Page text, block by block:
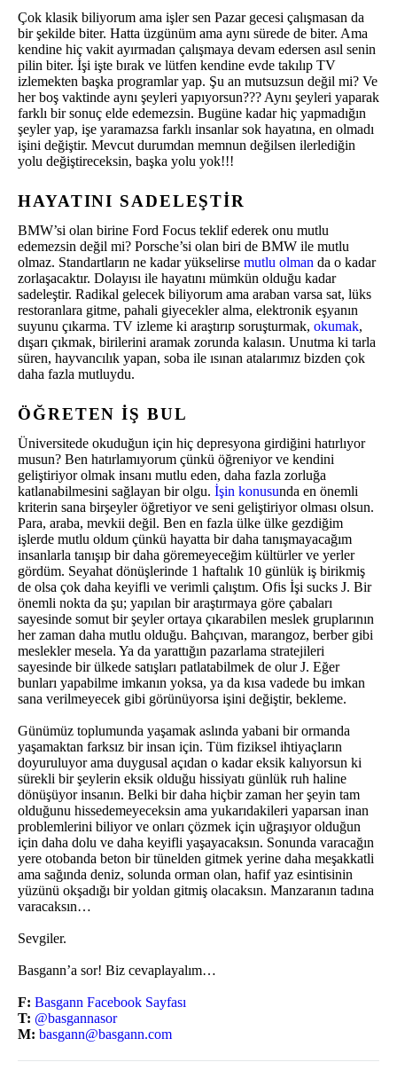
Çok klasik biliyorum ama işler sen Pazar gecesi çalışmasan da
bir şekilde biter. Hatta üzgünüm ama aynı sürede de biter. Ama
kendine hiç vakit ayırmadan çalışmaya devam edersen asıl senin
pilin biter. İşi işte bırak ve lütfen kendine evde takılıp TV
izlemekten başka programlar yap. Şu an mutsuzsun değil mi? Ve
her boş vaktinde aynı şeyleri yapıyorsun??? Aynı şeyleri yaparak
farklı bir sonuç elde edemezsin. Bugüne kadar hiç yapmadığın
şeyler yap, işe yaramazsa farklı insanlar sok hayatına, en olmadı
işini değiştir. Mevcut durumdan memnun değilsen ilerlediğin
yolu değiştireceksin, başka yolu yok!!!
HAYATINI SADELEŞTIR
BMW’si olan birine Ford Focus teklif ederek onu mutlu
edemezsin değil mi? Porsche’si olan biri de BMW ile mutlu
olmaz. Standartların ne kadar yükselirse mutlu olman da o kadar
zorlaşacaktır. Dolayısı ile hayatını mümkün olduğu kadar
sadeleştir. Radikal gelecek biliyorum ama araban varsa sat, lüks
restoranlara gitme, pahali giyecekler alma, elektronik eşyanın
suyunu çıkarma. TV izleme ki araştırıp soruşturmak, okumak,
dışarı çıkmak, birilerini aramak zorunda kalasın. Unutma ki tarla
süren, hayvancılık yapan, soba ile ısınan atalarımız bizden çok
daha fazla mutluydu.
ÖĞRETEN İŞ BUL
Üniversitede okuduğun için hiç depresyona girdiğini hatırlıyor
musun? Ben hatırlamıyorum çünkü öğreniyor ve kendini
geliştiriyor olmak insanı mutlu eden, daha fazla zorluğa
katlanabilmesini sağlayan bir olgu. İşin konusunda en önemli
kriterin sana birşeyler öğretiyor ve seni geliştiriyor olması olsun.
Para, araba, mevkii değil. Ben en fazla ülke ülke gezdiğim
işlerde mutlu oldum çünkü hayatta bir daha tanışmayacağım
insanlarla tanışıp bir daha göremeyeceğim kültürler ve yerler
gördüm. Seyahat dönüşlerinde 1 haftalık 10 günlük iş birikmiş
de olsa çok daha keyifli ve verimli çalıştım. Ofis İşi sucks J. Bir
önemli nokta da şu; yapılan bir araştırmaya göre çabaları
sayesinde somut bir şeyler ortaya çıkarabilen meslek gruplarının
her zaman daha mutlu olduğu. Bahçıvan, marangoz, berber gibi
meslekler mesela. Ya da yarattığın pazarlama stratejileri
sayesinde bir ülkede satışları patlatabilmek de olur J. Eğer
bunları yapabilme imkanın yoksa, ya da kısa vadede bu imkan
sana verilmeyecek gibi görünüyorsa işini değiştir, bekleme.
Günümüz toplumunda yaşamak aslında yabani bir ormanda
yaşamaktan farksız bir insan için. Tüm fiziksel ihtiyaçların
doyuruluyor ama duygusal açıdan o kadar eksik kalıyorsun ki
sürekli bir şeylerin eksik olduğu hissiyatı günlük ruh haline
dönüşüyor insanın. Belki bir daha hiçbir zaman her şeyin tam
olduğunu hissedemeyeceksin ama yukarıdakileri yaparsan inan
problemlerini biliyor ve onları çözmek için uğraşıyor olduğun
için daha dolu ve daha keyifli yaşayacaksın. Sonunda varacağın
yere otobanda beton bir tünelden gitmek yerine daha meşakkatli
ama sağında deniz, solunda orman olan, hafif yaz esintisinin
yüzünü okşadığı bir yoldan gitmiş olacaksın. Manzaranın tadına
varacaksın…
Sevgiler.
Basgann’a sor! Biz cevaplayalım…
F: Basgann Facebook Sayfası
T: @basgannasor
M: basgann@basgann.com